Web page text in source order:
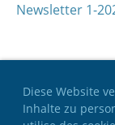
Diese Website
Inhalte zu
Newsletter 1-